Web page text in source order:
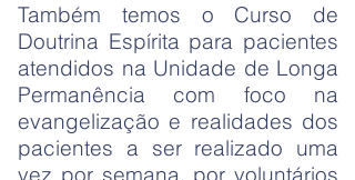
Também temos o Curso de
Doutrina Espírita para pacientes
atendidos na Unidade de Longa
Permanência com foco na
evangelização e realidades dos
pacientes a ser realizado uma
vez por semana, por voluntários